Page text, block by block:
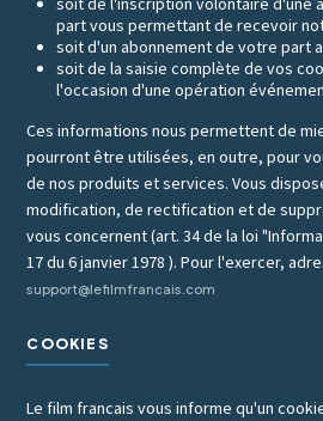
part vous permettant de recevoir
soit d'un abonnement de votre part
soit de la saisie complète de vos
l'occasion d'une opération
Ces informations nous permettent de
pourront être utilisées, en outre, pour
de nos produits et services. Vous
modification, de rectification et de
vous concernent (art. 34 de la loi
17 du 6 janvier 1978 ). Pour l'exercer,
support@lefilmfrancais.com
COOKIES
Le film francais vous informe qu'un